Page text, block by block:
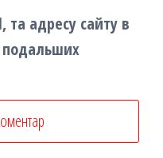
адресу сайту в
подальших